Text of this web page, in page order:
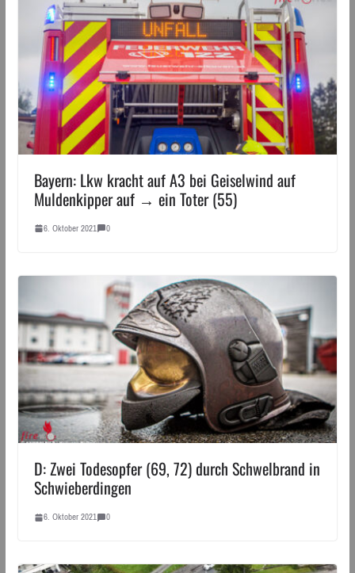
Bayern: Lkw kracht auf A3 bei Geiselwind auf
Muldenkipper auf → ein Toter (55)
6. Oktober 2021 0
D: Zwei Todesopfer (69, 72) durch Schwelbrand in
Schwieberdingen
6. Oktober 2021 0